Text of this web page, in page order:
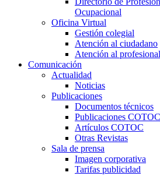
Ocupacional
Oficina Virtual
Gestión colegial
Atención al ciudadano
Atención al profesional
Comunicación
Actualidad
Noticias
Publicaciones
Documentos técnicos
Publicaciones COTOC
Artículos COTOC
Otras Revistas
Sala de prensa
Imagen corporativa
Tarifas publicidad